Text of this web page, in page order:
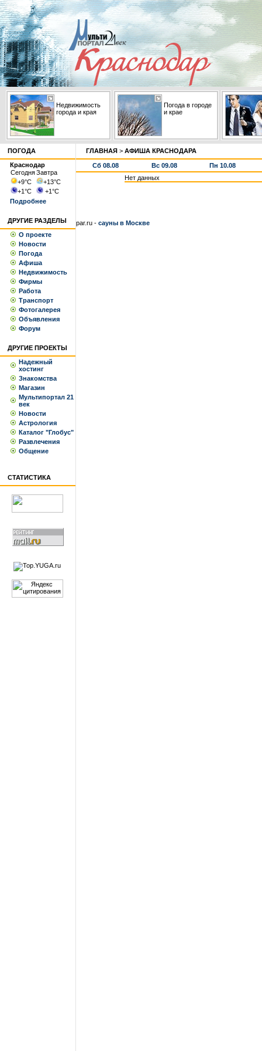
Недвижимость
города и края
Погода в городе
и крае
ПОГОДА
Краснодар
СегодняЗавтра
+9°С +13°С
+1°С +1°С
Подробнее
ДРУГИЕ РАЗДЕЛЫ
О проекте
Новости
Погода
Афиша
Недвижимость
Фирмы
Работа
Транспорт
Фотогалерея
Объявления
Форум
ДРУГИЕ ПРОЕКТЫ
Надежный
хостинг
Знакомства
Магазин
Мультипортал 21
век
Новости
Астрология
Каталог "Глобус"
Развлечения
Общение
СТАТИСТИКА
ГЛАВНАЯ > АФИША КРАСНОДАРА
Сб 08.08 Вс 09.08
Пн 10.08
Нет данных
par.ru - сауны в Москве